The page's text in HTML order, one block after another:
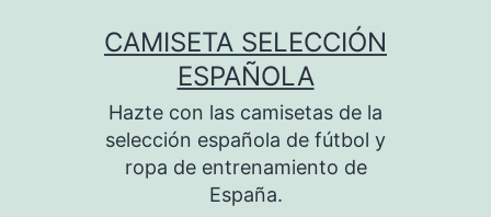
CAMISETA SELECCIÓN
ESPAÑOLA
Hazte con las camisetas de la
selección española de fútbol y
ropa de entrenamiento de
España.